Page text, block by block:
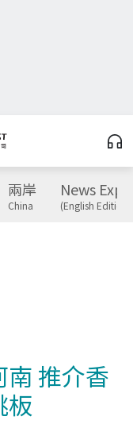
兩岸
China
News
(English Edition)
推介香
板